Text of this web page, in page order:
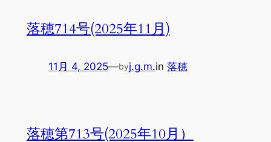
落穂714号(2025年11月)
11月 4, 2025—byj.g.m.in 落穂
落穂第713号(2025年10月）